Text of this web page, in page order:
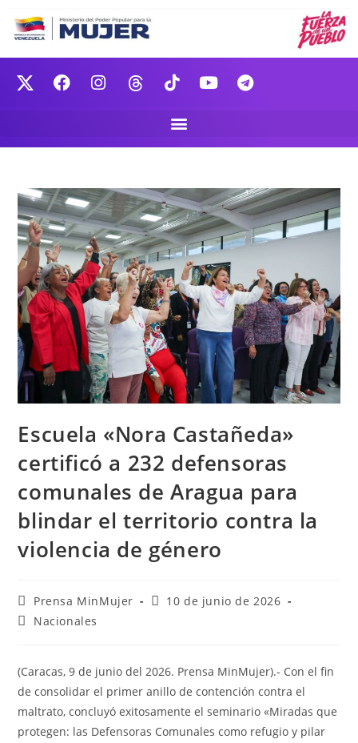
Escuela «Nora Castañeda»
certificó a 232 defensoras
comunales de Aragua para
blindar el territorio contra la
violencia de género
Prensa MinMujer
10 de junio de 2026
Nacionales
(Caracas, 9 de junio del 2026. Prensa MinMujer).- Con el fin
de consolidar el primer anillo de contención contra el
maltrato, concluyó exitosamente el seminario «Miradas que
protegen: las Defensoras Comunales como refugio y pilar